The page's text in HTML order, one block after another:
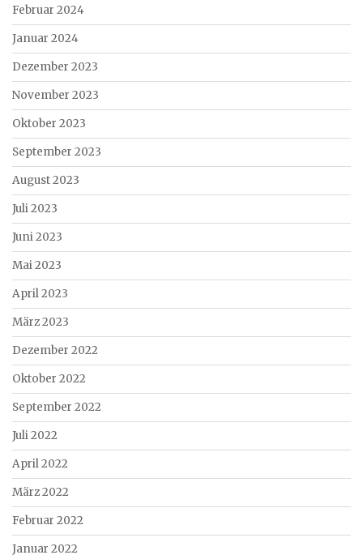
Februar 2024
Januar 2024
Dezember 2023
November 2023
Oktober 2023
September 2023
August 2023
Juli 2023
Juni 2023
Mai 2023
April 2023
März 2023
Dezember 2022
Oktober 2022
September 2022
Juli 2022
April 2022
März 2022
Februar 2022
Januar 2022